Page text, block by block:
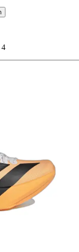
4